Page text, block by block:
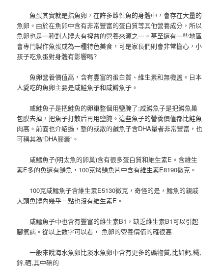
魚蛋其實就是指魚卵，在許多雌性魚的身體中，會存在大量的
魚卵。由於在魚卵中含有非常豐富的蛋白質等其他營養成分，所以
魚卵也是一種對人體大有裨益的營養來源之一。甚至還有一些地區
會專門製作魚蛋成為一種特色美食，可是家長們則會非常擔心，小
孩子吃魚蛋對身體有影響嗎?
魚卵營養價值高，含有豐富的蛋白質、維生素和無機鹽。日本
人愛吃的魚卵主要是咸鮭魚子和咸鱒魚子。
咸鮭魚子是把鮭魚的卵巢整個用鹽腌了;咸鱒魚子是把鱒魚巢
包膜去掉，把魚子打散后再用鹽腌。這些魚子的營養價值都比鮭魚
肉高。前面也介紹過，整的或散的鹹魚子含DHA量者非常豐富，也
可稱其為“DHA膠囊”。
咸鱈魚子(明太魚的卵巢)含有很多蛋白質和維生素E。含維生
素E多的魚還有鱔魚，100克烤鱔魚片中含有維生素E8190微克。
100克咸鱈魚子含維生素E5130微克，奇怪的是，鱈魚的親戚
大頭魚體內幾乎一點也沒有維生素E。
咸鱈魚子中也含有豐富的維生素B1，缺乏維生素B1可以引起
腳氣病。從以上数字可以看， 魚卵的營養價值的確很高
一般來說海水魚卵比淡水魚卵中含有更多的礦物質,比如鈣,鐵,
鋅,硒,其中碘的